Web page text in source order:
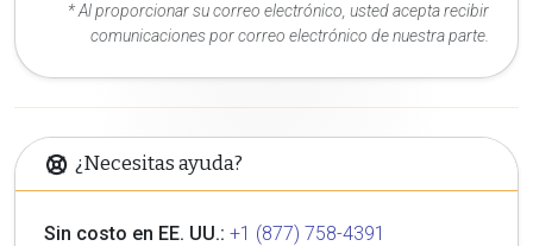
* Al proporcionar su correo electrónico, usted acepta recibir
comunicaciones por correo electrónico de nuestra parte.
¿Necesitas ayuda?
Sin costo en EE. UU.: +1 (877) 758-4391